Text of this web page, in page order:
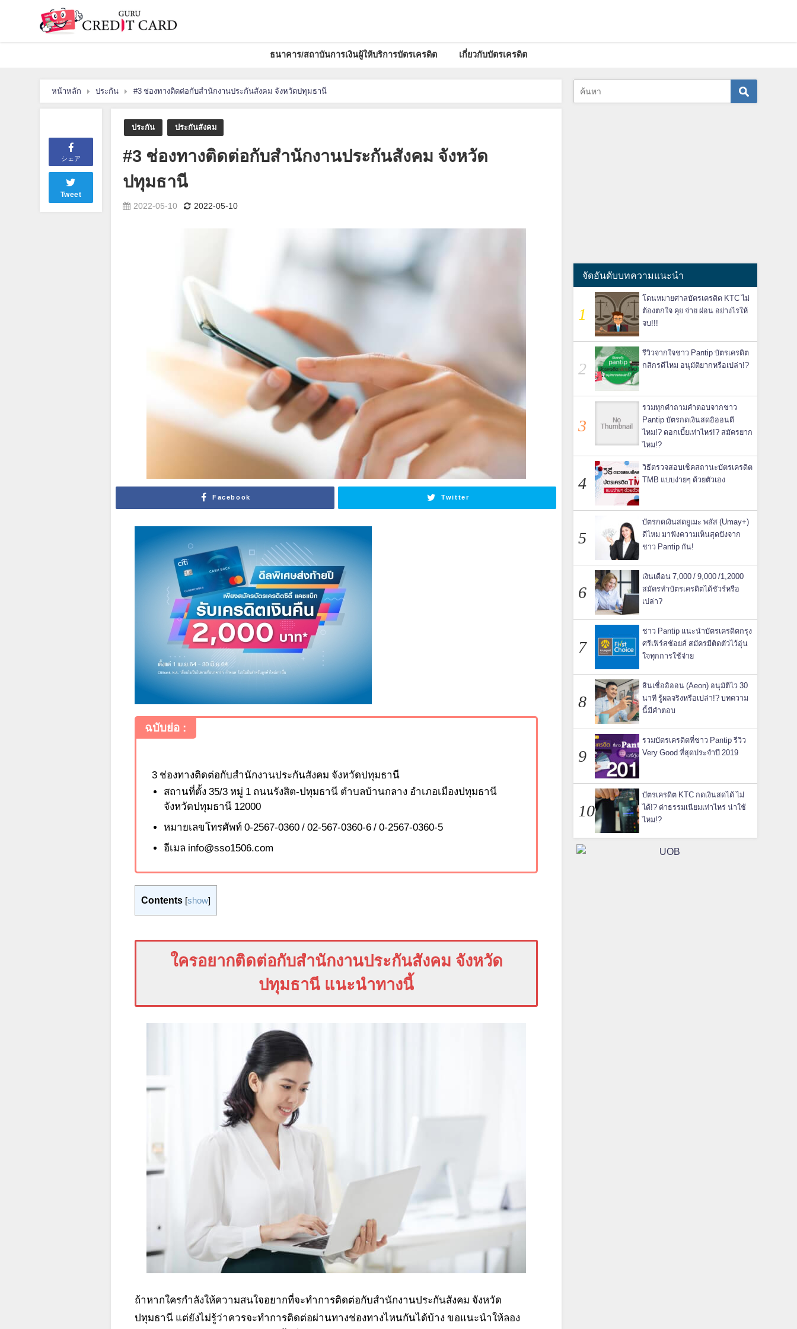
ธนาคาร/สถาบันการเงินผู้ให้บริการบัตรเครดิต เกี่ยวกับบัตรเครดิต
หน้าหลัก ประกัน #3 ช่องทางติดต่อกับสำนักงานประกันสังคม จังหวัดปทุมธานี
シェア
Tweet
ประกัน ประกันสังคม
#3 ช่องทางติดต่อกับสำนักงานประกันสังคม จังหวัด
ปทุมธานี
2022-05-10 2022-05-10
Facebook Twitter
ฉบับย่อ :
3 ช่องทางติดต่อกับสำนักงานประกันสังคม จังหวัดปทุมธานี
สถานที่ตั้ง35/3 หมู่ 1 ถนนรังสิต-ปทุมธานี ตำบลบ้านกลาง อำเภอเมืองปทุมธานี
จังหวัดปทุมธานี 12000
หมายเลขโทรศัพท์0-2567-0360 / 02-567-0360-6 / 0-2567-0360-5
อีเมล info@sso1506.com
Contents [show
ใครอยากติดต่อกับสำนักงานประกันสังคม จังหวัด
ปทุมธานี แนะนำทางนี้
ถ้าหากใครกำลังให้ความสนใจอยากที่จะทำการติดต่อกับสำนักงานประกันสังคม จังหวัด
ปทุมธานี แต่ยังไม่รู้ว่าควรจะทำการติดต่อผ่านทางช่องทางไหนกันได้บ้าง ขอแนะนำให้ลอง
จัดอันดับบทความแนะนำ
โดนหมายศาลบัตรเครดิต KTC ไม่
ต้องตกใจ คุย จ่าย ผ่อน อย่างไรให้
จบ!!!
รีวิวจากใจชาว Pantip บัตรเครดิต
กสิกรดีไหม อนุมัติยากหรือเปล่า!?
รวมทุกคำถามคำตอบจากชาว
Pantip บัตรกดเงินสดอิออนดี
ไหม!? ดอกเบี้ยเท่าไหร่!? สมัครยาก
ไหม!?
วิธีตรวจสอบเช็คสถานะบัตรเครดิต
TMB แบบง่ายๆ ด้วยตัวเอง
บัตรกดเงินสดยูเมะ พลัส (Umay+)
ดีไหม มาฟังความเห็นสุดปังจาก
ชาว Pantip กัน!
เงินเดือน 7,000 / 9,000 /1,2000
สมัครทำบัตรเครดิตได้ชัวร์หรือ
เปล่า?
ชาว Pantip แนะนำบัตรเครดิตกรุง
ศรีเฟิร์สช้อยส์ สมัครมีติดตัวไว้อุ่น
ใจทุกการใช้จ่าย
สินเชื่ออิออน (Aeon) อนุมัติไว 30
นาที รู้ผลจริงหรือเปล่า!? บทความ
นี้มีคำตอบ
รวมบัตรเครดิตที่ชาว Pantip รีวิว
Very Good ที่สุดประจำปี 2019
บัตรเครดิต KTC กดเงินสดได้ ไม่
ได้!? ค่าธรรมเนียมเท่าไหร่ น่าใช้
ไหม!?